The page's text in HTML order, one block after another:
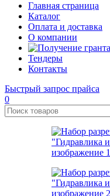
Главная страница
Каталог
Оплата и доставка
О компании
Тендеры
Контакты
Быстрый запрос прайса
0